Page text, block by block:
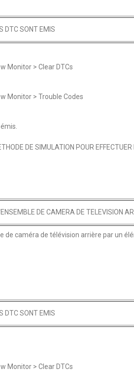
DTC SONT EMIS
Monitor > Clear DTCs
Monitor > Trouble Codes
DE SIMULATION POUR EFFECTUER
DE CAMERA DE TELEVISION
de caméra de télévision arrière par un
DTC SONT EMIS
Monitor > Clear DTCs